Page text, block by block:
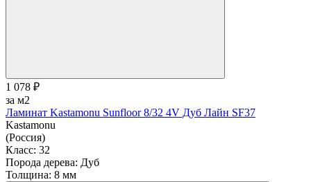
1 078 ₽
за м2
Ламинат Kastamonu Sunfloor 8/32 4V Дуб Лайн SF37
Kastamonu
(Россия)
Класс: 32
Порода дерева: Дуб
Толщина: 8 мм